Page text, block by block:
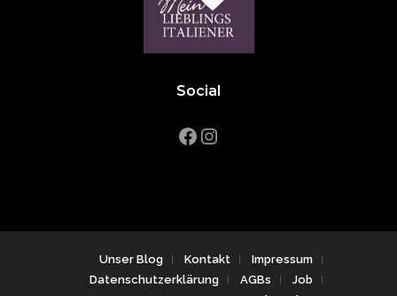
Social
Facebook
Instagram
Unser Blog Kontakt
Impressum
Datenschutzerklärung
AGBs
Job